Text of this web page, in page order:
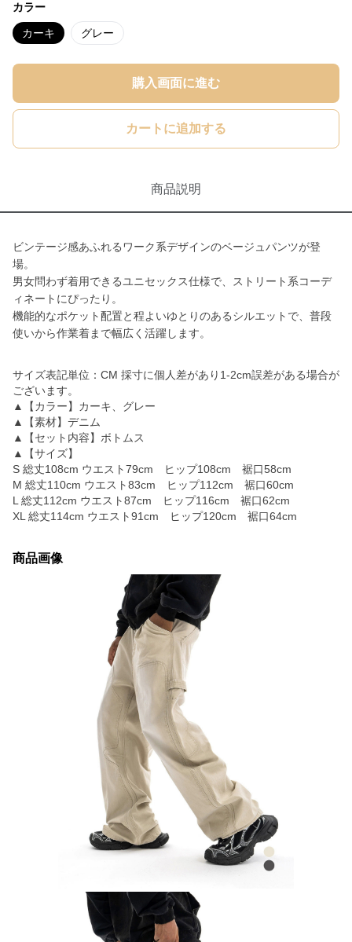
カラー
カーキ グレー
購入画面に進む
カートに追加する
商品説明
ビンテージ感あふれるワーク系デザインのベージュパンツが登
場。
男女問わず着用できるユニセックス仕様で、ストリート系コーデ
ィネートにぴったり。
機能的なポケット配置と程よいゆとりのあるシルエットで、普段
使いから作業着まで幅広く活躍します。
サイズ表記単位：CM 採寸に個人差があり1-2cm誤差がある場合が
ございます。
▲【カラー】カーキ、グレー
▲【素材】デニム
▲【セット内容】ボトムス
▲【サイズ】
S 総丈108cm ウエスト79cm ヒップ108cm 裾口58cm
M 総丈110cm ウエスト83cm ヒップ112cm 裾口60cm
L 総丈112cm ウエスト87cm ヒップ116cm 裾口62cm
XL 総丈114cm ウエスト91cm ヒップ120cm 裾口64cm
商品画像